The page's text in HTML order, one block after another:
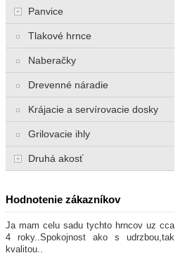
Panvice
Tlakové hrnce
Naberačky
Drevenné náradie
Krájacie a servírovacie dosky
Grilovacie ihly
Druhá akosť
Hodnotenie zákazníkov
Ja mam celu sadu tychto hrncov uz cca
4 roky..Spokojnost ako s udrzbou,tak
kvalitou..